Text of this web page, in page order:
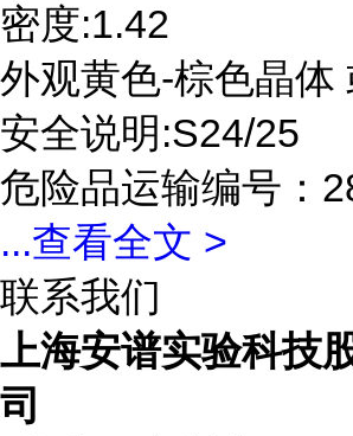
密度:1.42
外观黄色-棕色晶体
安全说明:S24/25
危险品运输编号：
...查看全文 >
联系我们
上海安谱实验科技
司